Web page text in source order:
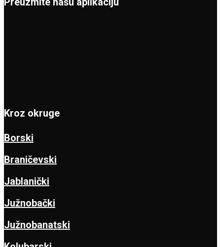
Kroz okruge
Borski
Braničevski
Jablanički
Južnobački
Južnobanatski